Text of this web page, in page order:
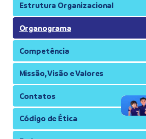
Estrutura Organizacional
Organograma
Competência
Missão, Visão e Valores
Contatos
Código de Ética